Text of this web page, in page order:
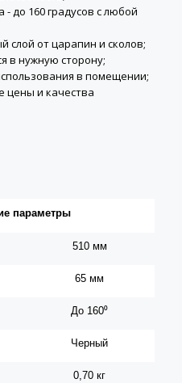
до 160 градусов с любой
от царапин и сколов;
в нужную сторону;
в помещении;
цены и качества
параметры
510 мм
65 мм
До 160⁰
Черный
0,70 кг